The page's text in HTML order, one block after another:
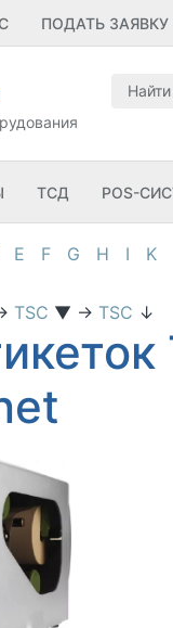
ПОДАТЬ ЗАЯВКУ
ТСД POS-
E F G H I K
TSC ▼ → TSC ↓